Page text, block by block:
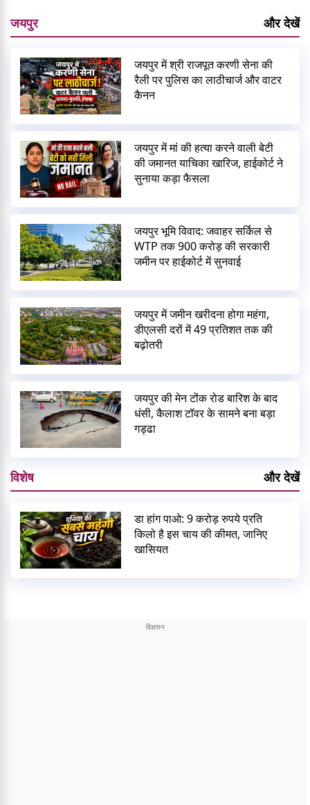
जयपुर और देखें
जयपुर में श्री राजपूत करणी सेना की
रैली पर पुलिस का लाठीचार्ज और वाटर
कैनन
जयपुर में मां की हत्या करने वाली बेटी
की जमानत याचिका खारिज, हाईकोर्ट ने
सुनाया कड़ा फैसला
जयपुर भूमि विवाद: जवाहर सर्किल से
WTP तक 900 करोड़ की सरकारी
जमीन पर हाईकोर्ट में सुनवाई
जयपुर में जमीन खरीदना होगा महंगा,
डीएलसी दरों में 49 प्रतिशत तक की
बढ़ोतरी
जयपुर की मेन टोंक रोड बारिश के बाद
धंसी, कैलाश टॉवर के सामने बना बड़ा
गड्ढा
विशेष और देखें
डा हांग पाओ: 9 करोड़ रुपये प्रति
किलो है इस चाय की कीमत, जानिए
खासियत